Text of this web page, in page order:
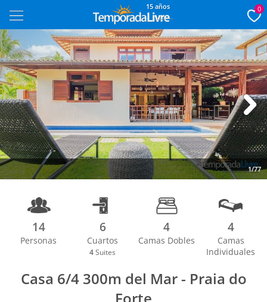
15 años 0
1/77
Next
14
Personas
6
Cuartos
4 Suites
4
Camas Dobles
4
Camas
Individuales
Casa 6/4 300m del Mar - Praia do